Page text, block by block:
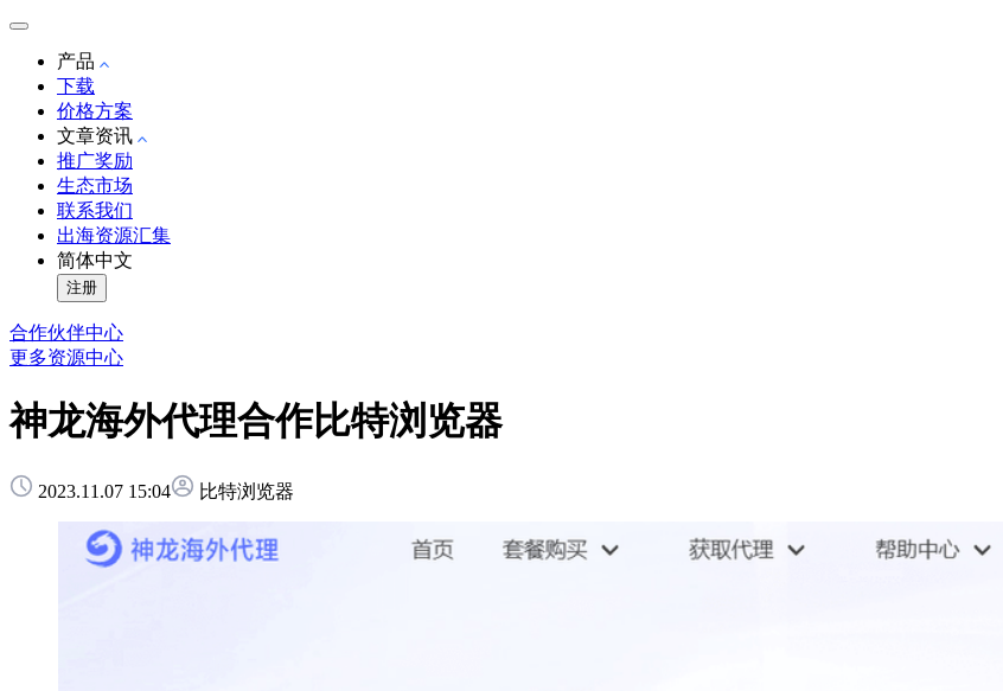
产品
下载
价格方案
文章资讯
推广奖励
生态市场
联系我们
出海资源汇集
简体中文
注册
合作伙伴中心
更多资源中心
神龙海外代理合作比特浏览器
2023.11.07 15:04 比特浏览器